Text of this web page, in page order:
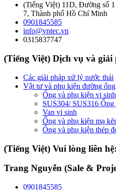
(Tiếng Việt) 11D, Đường số
7, Thành phố Hồ Chí Minh
0901845585
info@vntec.vn
0315837747
(Tiếng Việt) Dịch vụ và giải
Các giải pháp xử lý nước thải
Vật tư và phụ kiện đường ống
Ống và phụ kiện vi
SUS304/ SUS316 Ống
Van vi sinh
Ống và phụ kiện mạ
Ống và phụ kiện thép
(Tiếng Việt) Vui lòng liên hệ:
Trang Nguyễn (Sale &
0901845585